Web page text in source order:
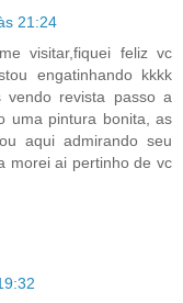
21:24
visitar,fiquei feliz vc
engatinhando kkkk
vendo revista passo a
uma pintura bonita, as
aqui admirando seu
morei ai pertinho de vc